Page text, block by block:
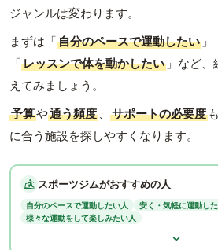
ジャンルは変わります。
まずは「自分のペースで運動したい 」
「レッスンで体を動かしたい 」など
えてみましょう。
予算や通う頻度 、 サポートの必要度
に合う施設を探しやすくなります。
スポーツジムがおすすめの人
自分のペースで運動したい人
安く・気軽に運動し
様々な運動をして楽しみたい人